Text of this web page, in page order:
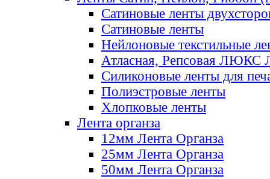
Сатиновые ленты
Сатиновые ленты
Нейлоновые текстильные
Атласная, Репсовая ЛЮКС
Силиконовые ленты для
Полиэстровые ленты
Хлопковые ленты
Лента органза
12мм Лента Органза
25мм Лента Органза
50мм Лента Органза